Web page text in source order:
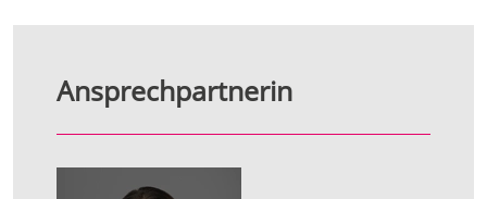
Ansprechpartnerin